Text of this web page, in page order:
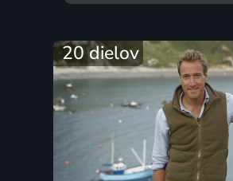
20 dielov